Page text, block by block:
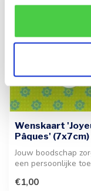
rekening mee dat
de correcte
Wenskaart
Pâques' (7x7cm)
Jouw boodschap
een persoonlijke
vo...
€1,00